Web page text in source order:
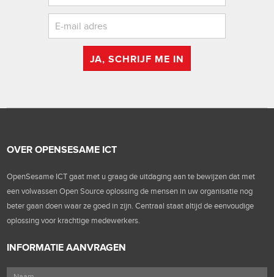
JA, SCHRIJF ME IN
OVER OPENSESAME ICT
OpenSesame ICT gaat met u graag de uitdaging aan te bewijzen dat met
een volwassen Open Source oplossing de mensen in uw organisatie nog
beter gaan doen waar ze goed in zijn. Centraal staat altijd de eenvoudige
oplossing voor krachtige medewerkers.
INFORMATIE AANVRAGEN